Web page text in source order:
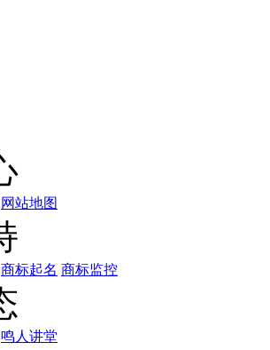
网站地图
商标起名 商标监控
鸣人讲堂